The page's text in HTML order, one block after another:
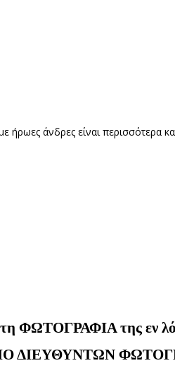
άνδρες είναι περισσότερα
της εν
ΔΙΕΥΘΥΝΤΩΝ